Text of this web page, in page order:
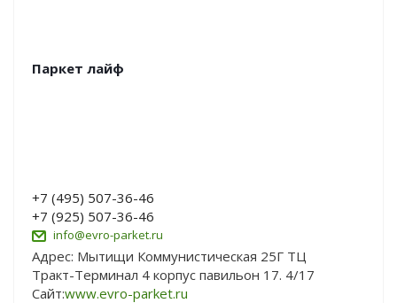
Паркет лайф
+7 (495) 507-36-46
+7 (925) 507-36-46
info@evro-parket.ru
Адрес: Мытищи Коммунистическая 25Г ТЦ
Тракт-Терминал 4 корпус павильон 17. 4/17
Сайт:www.evro-parket.ru